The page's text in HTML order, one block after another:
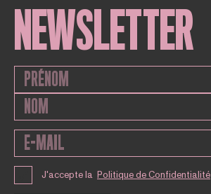
NEWSLETTER
J'accepte la Politique de Confidentialité